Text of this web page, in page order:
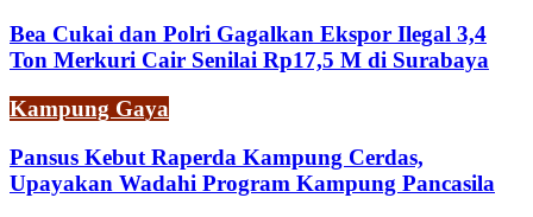
Bea Cukai dan Polri Gagalkan Ekspor Ilegal 3,4
Ton Merkuri Cair Senilai Rp17,5 M di Surabaya
Kampung Gaya
Pansus Kebut Raperda Kampung Cerdas,
Upayakan Wadahi Program Kampung Pancasila